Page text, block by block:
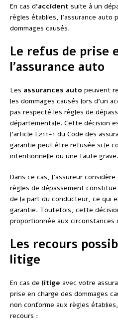
En cas d’accident suite à un
règles établies, l’assurance auto
dommages causés.
Le refus de prise
l’assurance auto
Les assurances auto peuvent
les dommages causés lors d’un
pas respecté les règles de
départementale. Cette décision
l’article L211-1 du Code des
garantie peut être refusée si le
intentionnelle ou une faute grave.
Dans ce cas, l’assureur
règles de dépassement
de la part du conducteur, ce qui
garantie. Toutefois, cette
proportionnée aux circonstances
Les recours
litige
En cas de litige avec votre
prise en charge des dommages
non conforme aux règles
recours :